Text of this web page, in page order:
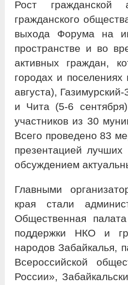
Рост гражданской
гражданского
выхода Форума на
пространстве и во
активных граждан,
городах и
августа),
и Чита (5-6
участников из 30
Всего проведено 83
презентацией
обсуждением
Главными
края стали
Общественная
поддержки НКО и
народов Забайкалья,
Всероссийской
России»,